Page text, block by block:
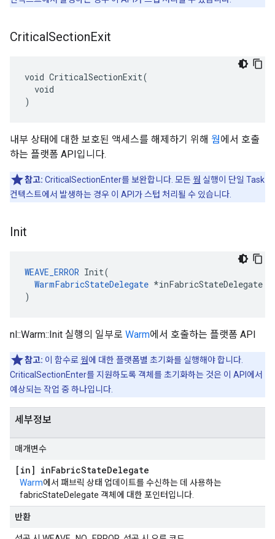
CriticalSectionExit
void CriticalSectionExit(
  void
)
내부 상태에 대한 보호된 액세스를 해제하기 위해 웜에서 호출
하는 플랫폼 API입니다.
참고: CriticalSectionEnter를 보완합니다. 모든 웜 실행이 단일 Task
컨텍스트에서 발생하는 경우 이 API가 스텁 처리될 수 있습니다.
Init
WEAVE_ERROR Init(
WarmFabricStateDelegate *inFabricStateDelegate
)
nl::Warm::Init 실행의 일부로 Warm에서 호출하는 플랫폼 API
참고: 이 함수로 웜에 대한 플랫폼별 초기화를 실행해야 합니다.
CriticalSectionEnter를 지원하도록 객체를 초기화하는 것은 이 API에서
예상되는 작업 중 하나입니다.
세부정보
매개변수
[in] inFabricStateDelegate
Warm에서 패브릭 상태 업데이트를 수신하는 데 사용하는
fabricStateDelegate 객체에 대한 포인터입니다.
반환